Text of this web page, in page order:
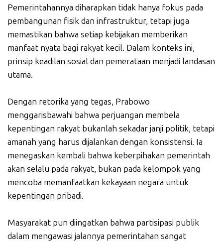
Pemerintahannya diharapkan tidak hanya fokus pada
pembangunan fisik dan infrastruktur, tetapi juga
memastikan bahwa setiap kebijakan memberikan
manfaat nyata bagi rakyat kecil. Dalam konteks ini,
prinsip keadilan sosial dan pemerataan menjadi landasan
utama.
Dengan retorika yang tegas, Prabowo
menggarisbawahi bahwa perjuangan membela
kepentingan rakyat bukanlah sekadar janji politik, tetapi
amanah yang harus dijalankan dengan konsistensi. Ia
menegaskan kembali bahwa keberpihakan pemerintah
akan selalu pada rakyat, bukan pada kelompok yang
mencoba memanfaatkan kekayaan negara untuk
kepentingan pribadi.
Masyarakat pun diingatkan bahwa partisipasi publik
dalam mengawasi jalannya pemerintahan sangat